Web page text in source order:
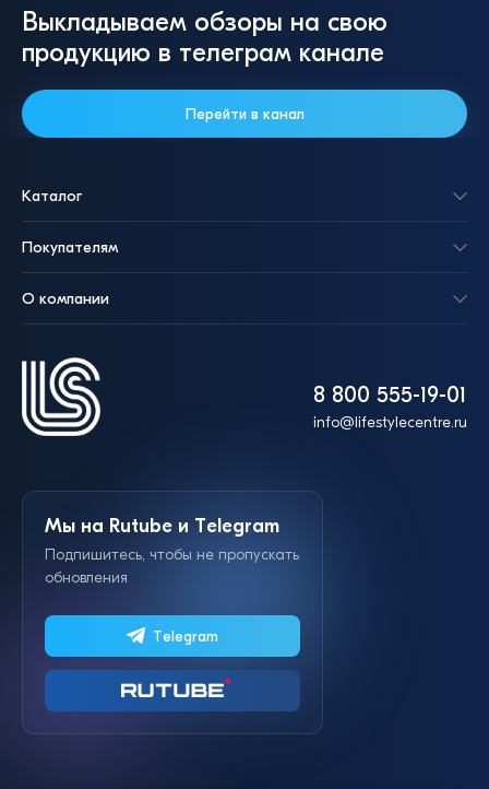
Выкладываем обзоры на свою
продукцию в телеграм канале
Перейти в канал
8 800 555-19-01
info@lifestylecentre.ru
Каталог
Покупателям
О компании
Мы на Rutube и Telegram
Подпишитесь, чтобы не пропускать
обновления
Telegram